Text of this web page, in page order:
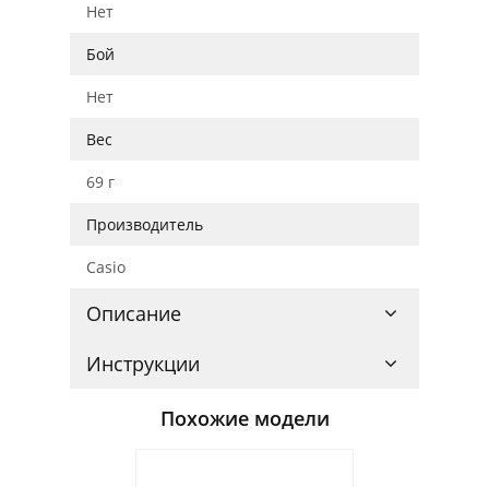
Нет
Бой
Нет
Вес
69 г
Производитель
Casio
Описание
Инструкции
Похожие модели